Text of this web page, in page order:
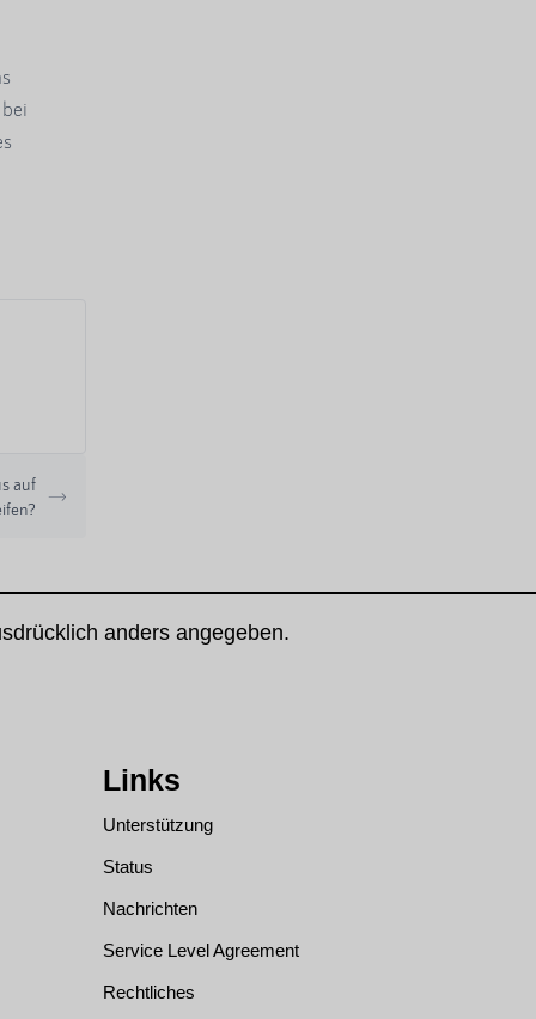
auf
anders angegeben.
Links
Unterstützung
Status
Nachrichten
Service Level Agreement
Rechtliches